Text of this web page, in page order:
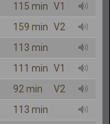
115 min V1
159 min V2
113 min
111 min V1
92 min
V2
113 min